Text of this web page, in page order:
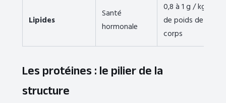
Lipides
Santé
hormonale
0,8 à 1 g / kg
de poids de
corps
Les protéines : le pilier de la
structure